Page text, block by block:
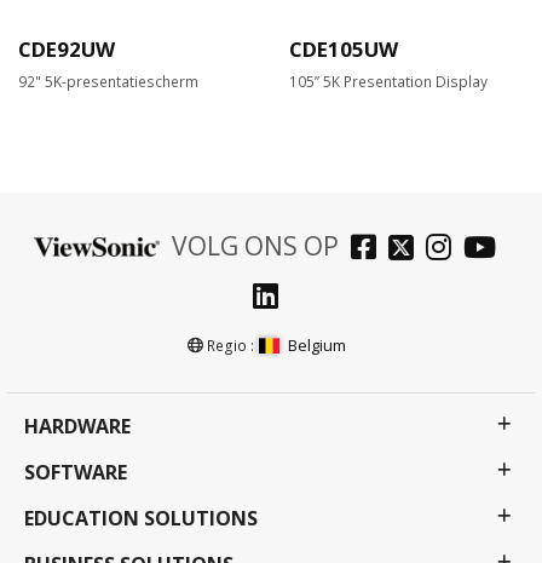
CDE92UW
92" 5K-presentatiescherm
CDE105UW
105” 5K Presentation Display
VOLG ONS OP
Regio : Belgium
HARDWARE
SOFTWARE
EDUCATION SOLUTIONS